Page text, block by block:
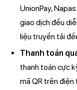
UnionPay,
giao dịch đều
liệu truyền tải
Thanh toán
thanh toán cực
mã QR trên